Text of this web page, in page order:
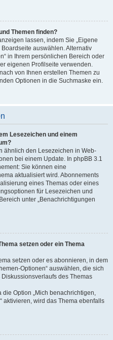
Themen finden?
lassen, indem Sie „Eigene
auswählen. Alternativ
in Ihrem persönlichen Bereich oder
eigenen Profilseite verwenden.
von Ihnen erstellen Themen zu
Optionen in die Suchmaske ein.
Lesezeichen und einem
ähnlich den Lesezeichen in Web-
bei einem Update. In phpBB 3.1
Sie können eine
aktualisiert wird. Abonnements
eines Themas oder eines
für Lesezeichen und
unter „Benachrichtigungen
setzen oder ein Thema
setzen oder es abonnieren, in dem
Optionen“ auswählen, die sich
des Themas
Option „Mich benachrichtigen,
aktivieren, wird das Thema ebenfalls